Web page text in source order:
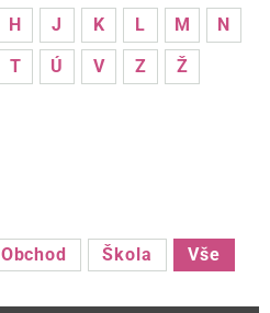
H J K L M
N
T Ú V Z
Ž
Obchod Škola Vše